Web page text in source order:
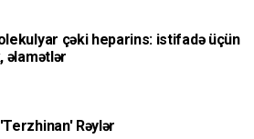
çəki heparins: istifadə üçün
əlamətlər
Rəylər